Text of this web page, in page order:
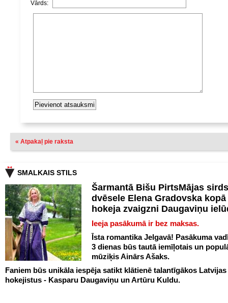
Vārds:
« Atpakaļ pie raksta
SMALKAIS STILS
Šarmantā Bišu PirtsMājas
dvēsele Elena Gradovska kopā
hokeja zvaigzni Daugaviņu
Ieeja pasākumā ir bez maksas.
Īsta romantika Jelgavā! Pasākuma
3 dienas būs tautā iemīļotais un
mūziķis Ainārs Ašaks.
Faniem būs unikāla iespēja satikt klātienē talantīgākos Latvijas
hokejistus - Kasparu Daugaviņu un Artūru Kuldu.